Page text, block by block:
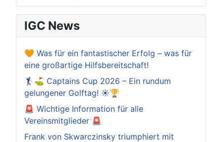
IGC News
🧡 Was für ein fantastischer Erfolg – was für
eine großartige Hilfsbereitschaft!
🏌️‍♀️⛳ Captains Cup 2026 – Ein rundum
gelungener Golftag! ☀️🏆
🚨 Wichtige Information für alle
Vereinsmitglieder 🚨
Frank von Skwarczinsky triumphiert mit